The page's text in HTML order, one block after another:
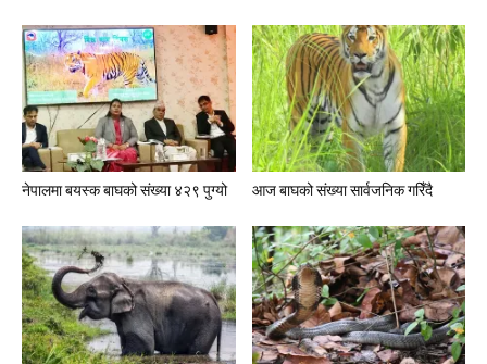
नेपालमा बयस्क बाघको संख्या ४२९ पुग्यो आज बाघको संख्या सार्वजनिक गरिँदै